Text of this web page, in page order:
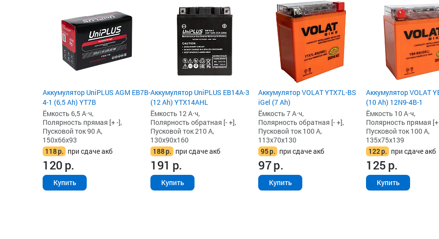
Аккумулятор UniPLUS AGM EB7B-
4-1 (6,5 Ah) YT7B
Ёмкость 6,5 А·ч,
Полярность прямая [+ -],
Пусковой ток 90 А,
150x66x93
118р. при сдаче акб
120р.
Купить
Аккумулятор UniPLUS EB14A-3
(12 Ah) YTX14AHL
Ёмкость 12 А·ч,
Полярность обратная [- +],
Пусковой ток 210 А,
130x90x160
188р. при сдаче акб
191 р.
Купить
Аккумулятор VOLAT YTX7L-BS
iGel (7 Ah)
Ёмкость 7 А·ч,
Полярность обратная [- +],
Пусковой ток 100 А,
113x70x130
95р. при сдаче акб
97р.
Купить
Аккумулятор VOLAT
(10 Ah) 12N9-4B-1
Ёмкость 10 А·ч,
Полярность прямая [+
Пусковой ток 100 А,
135x75x139
122р. при сдаче акб
125р.
Купить